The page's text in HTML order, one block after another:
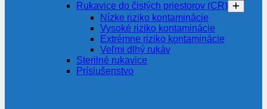
Rukavice do čistých priestorov (CR)
Nízke riziko kontaminácie
Vysoké riziko kontaminácie
Extrémne riziko kontaminácie
Veľmi dlhý rukáv
Sterilné rukavice
Príslušenstvo